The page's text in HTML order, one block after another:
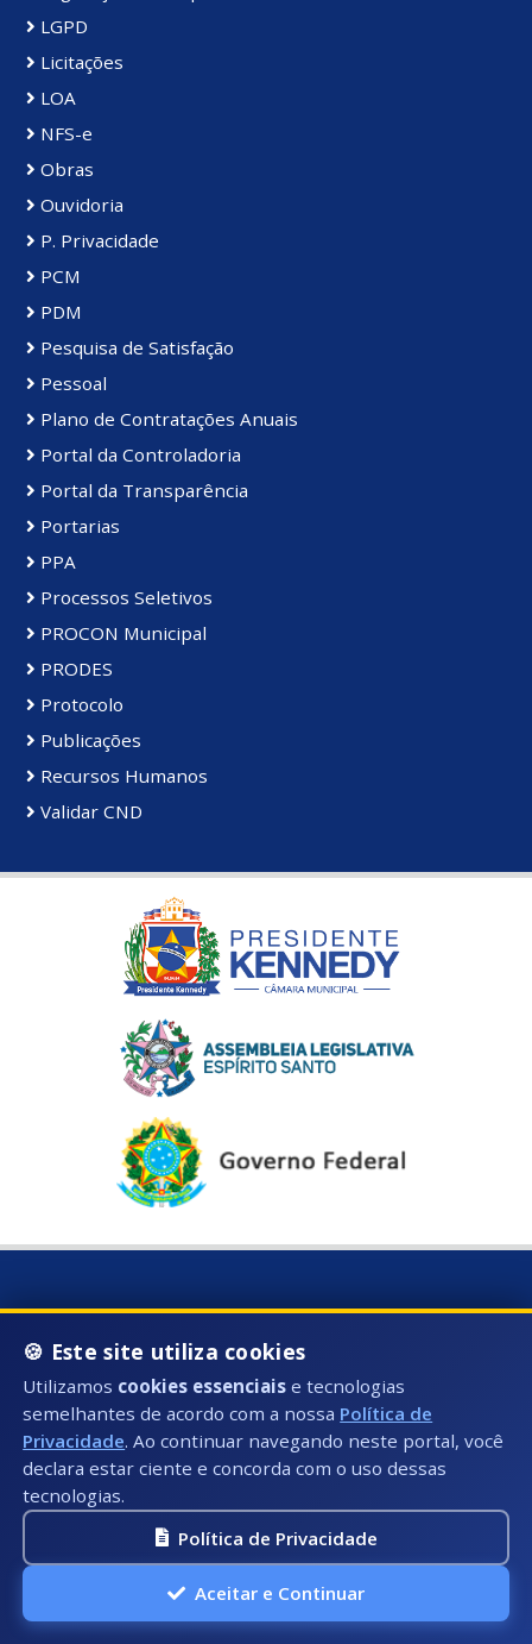
LGPD
Licitações
LOA
NFS-e
Obras
Ouvidoria
P. Privacidade
PCM
PDM
Pesquisa de Satisfação
Pessoal
Plano de Contratações Anuais
Portal da Controladoria
Portal da Transparência
Portarias
PPA
Processos Seletivos
PROCON Municipal
PRODES
Protocolo
Publicações
Recursos Humanos
Validar CND
Segunda à Sexta: 08:00hs às 17:00hs
Telefone:
Fixo: (28) 3535-3603 (Ramal 1025)
E-mail:
ouvidoria@presidentekennedy.es.gov.br
🍪 Este site utiliza cookies
Utilizamos cookies essenciais e tecnologias
semelhantes de acordo com a nossa Política de
Privacidade. Ao continuar navegando neste portal, você
declara estar ciente e concorda com o uso dessas
tecnologias.
Política de Privacidade
Aceitar e Continuar